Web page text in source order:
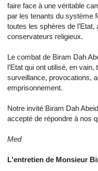
faire face à une véritable
par les tenants du système
toutes les sphères de
conservateurs religieux.
Le combat de Biram Dah
l’Etat qui ont utilisé, en
surveillance, provocations,
emprisonnement.
Notre invité Biram Dah
accepté de répondre à nos
Med
L'entretien de Monsieur